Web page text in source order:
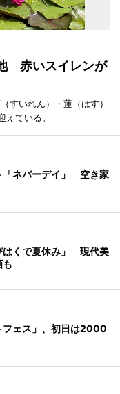
赤いスイレンが
すいれん）・蓮（はす）
ている。
「ネバーデイ」 空き家
はくで夏休み」 現代美
も
フェス」、初日は2000